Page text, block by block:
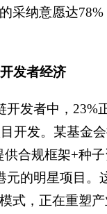
采纳意愿达
发者经济
开发者中，23%
开发。某基金
合规框架+种
元的明星项目。
式，正在重塑产